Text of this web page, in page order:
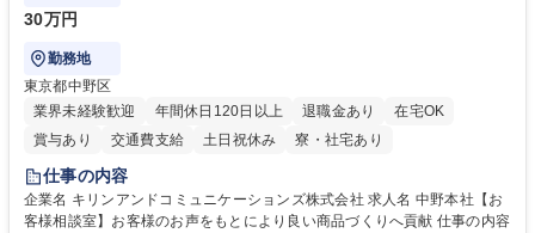
30万円
勤務地
東京都中野区
業界未経験歓迎
年間休日120日以上 退職金あり
在宅OK
賞与あり
交通費支給 土日祝休み 寮・社宅あり
仕事の内容
企業名 キリンアンドコミュニケーションズ株式会社 求人名 中野本社【お
客様相談室】お客様のお声をもとにより良い商品づくりへ貢献 仕事の内容